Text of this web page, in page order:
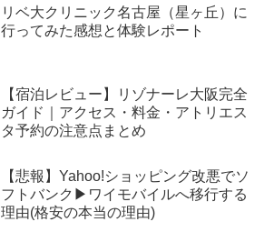
リベ大クリニック名古屋（星ヶ丘）に
行ってみた感想と体験レポート
【宿泊レビュー】リゾナーレ大阪完全
ガイド｜アクセス・料金・アトリエス
タ予約の注意点まとめ
【悲報】Yahoo!ショッピング改悪でソ
フトバンク▶︎ワイモバイルへ移行する
理由(格安の本当の理由)